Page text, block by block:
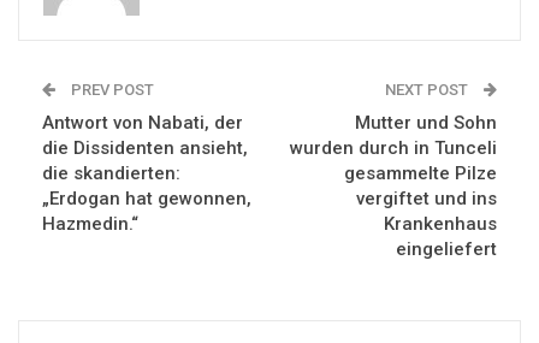
PREV POST
Antwort von Nabati, der
die Dissidenten ansieht,
die skandierten:
„Erdogan hat gewonnen,
Hazmedin.“
NEXT POST
Mutter und Sohn
wurden durch in Tunceli
gesammelte Pilze
vergiftet und ins
Krankenhaus
eingeliefert